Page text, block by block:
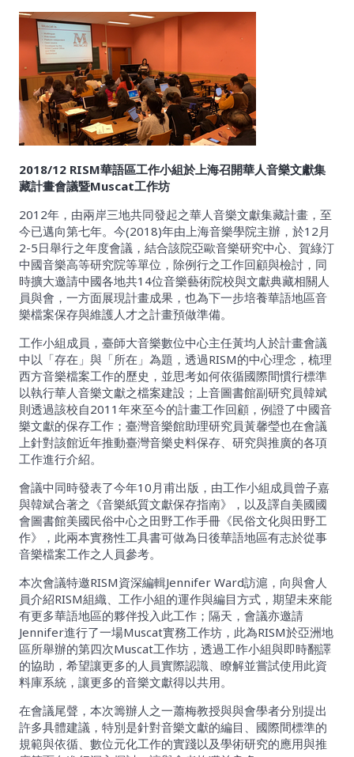
2018/12 RISM華語區工作小組於上海召開華人音樂文獻集
藏計畫會議暨Muscat工作坊
2012年，由兩岸三地共同發起之華人音樂文獻集藏計畫，至
今已邁向第七年。今(2018)年由上海音樂學院主辦，於12月
2-5日舉行之年度會議，結合該院亞歐音樂研究中心、賀綠汀
中國音樂高等研究院等單位，除例行之工作回顧與檢討，同
時擴大邀請中國各地共14位音樂藝術院校與文獻典藏相關人
員與會，一方面展現計畫成果，也為下一步培養華語地區音
樂檔案保存與維護人才之計畫預做準備。
工作小組成員，臺師大音樂數位中心主任黃均人於計畫會議
中以「存在」與「所在」為題，透過RISM的中心理念，梳理
西方音樂檔案工作的歷史，並思考如何依循國際間慣行標準
以執行華人音樂文獻之檔案建設；上音圖書館副研究員韓斌
則透過該校自2011年來至今的計畫工作回顧，例證了中國音
樂文獻的保存工作；臺灣音樂館助理研究員黃馨瑩也在會議
上針對該館近年推動臺灣音樂史料保存、研究與推廣的各項
工作進行介紹。
會議中同時發表了今年10月甫出版，由工作小組成員曾子嘉
與韓斌合著之《音樂紙質文獻保存指南》，以及譯自美國國
會圖書館美國民俗中心之田野工作手冊《民俗文化與田野工
作》，此兩本實務性工具書可做為日後華語地區有志於從事
音樂檔案工作之人員參考。
本次會議特邀RISM資深編輯Jennifer Ward訪滬，向與會人
員介紹RISM組織、工作小組的運作與編目方式，期望未來能
有更多華語地區的夥伴投入此工作；隔天，會議亦邀請
Jennifer進行了一場Muscat實務工作坊，此為RISM於亞洲地
區所舉辦的第四次Muscat工作坊，透過工作小組與即時翻譯
的協助，希望讓更多的人員實際認識、瞭解並嘗試使用此資
料庫系統，讓更多的音樂文獻得以共用。
在會議尾聲，本次籌辦人之一蕭梅教授與與會學者分別提出
許多具體建議，特別是針對音樂文獻的編目、國際間標準的
規範與依循、數位元化工作的實踐以及學術研究的應用與推